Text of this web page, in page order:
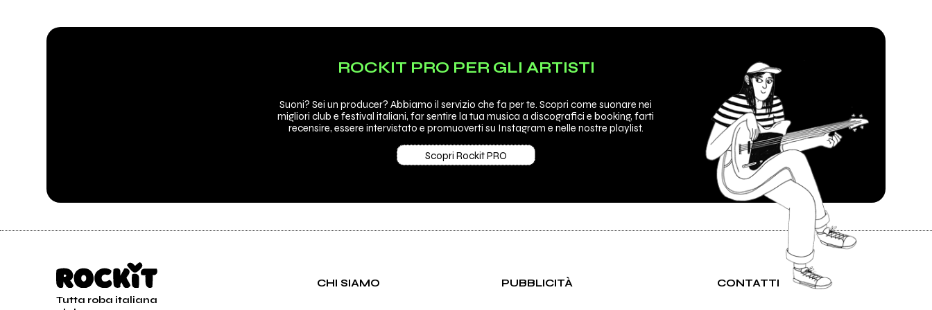
ROCKIT PRO PER GLI ARTISTI
Suoni? Sei un producer? Abbiamo il servizio che fa per te. Scopri come suonare nei
migliori club e festival italiani, far sentire la tua musica a discografici e booking, farti
recensire, essere intervistato e promuoverti su Instagram e nelle nostre playlist.
Scopri Rockit PRO
Tutta roba italiana
CHI SIAMO PUBBLICITÀ CONTATTI